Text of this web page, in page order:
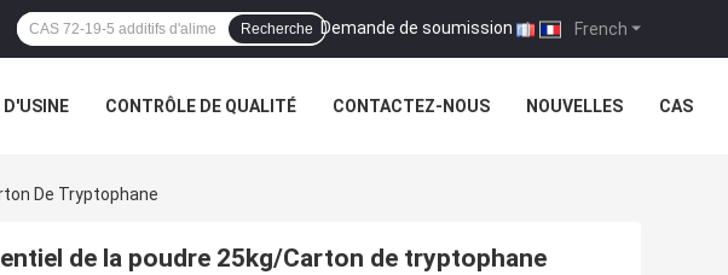
French
Demande de soumission |
Recherche
CONTRÔLE DE QUALITÉ CONTACTEZ-NOUS NOUVELLES CAS
De Tryptophane
de la poudre 25kg/Carton de tryptophane